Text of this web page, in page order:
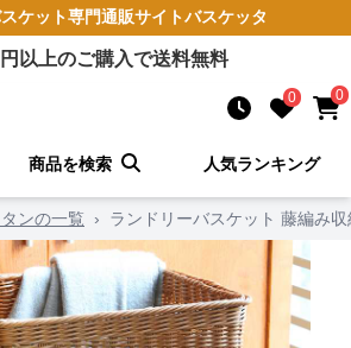
ケット専門通販サイトバスケッタ
円以上のご購入で送料無料
0 0
商品を検索 人気ランキング
ンの一覧 › ランドリーバスケット 藤編み